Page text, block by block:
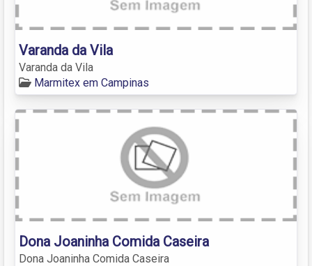
Varanda da Vila
Varanda da Vila
Marmitex em Campinas
Dona Joaninha Comida Caseira
Dona Joaninha Comida Caseira